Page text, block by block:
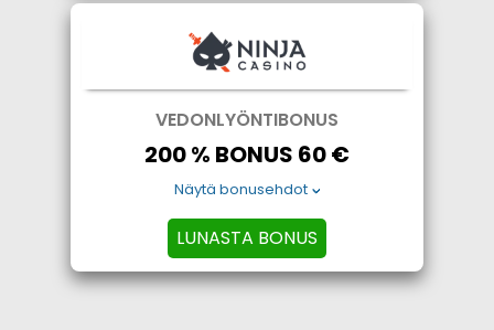
VEDONLYÖNTIBONUS
200 % BONUS 60 €
Näytä bonusehdot
LUNASTA BONUS